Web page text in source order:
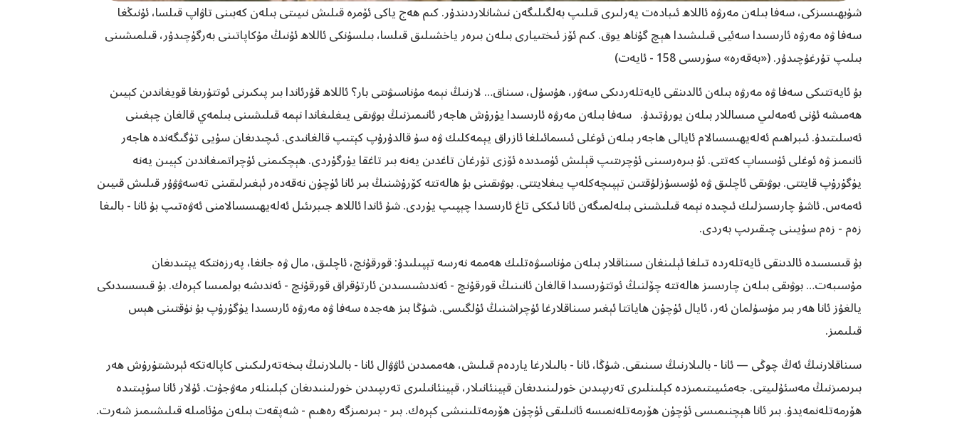
شۈبھىسىزكى، سەفا بىلەن مەرۋە ئاللاھ ئىبادەت يەرلىرى قىلىپ بەلگىلىگەن نىشانلاردىندۇر. كىم ھەج ياكى ئۆمرە قىلىش نىيىتى بىلەن كەبىنى تاۋاپ قىلسا، ئۇنىڭغا
سەفا ۋە مەرۋە ئارىسىدا سەئيى قىلىشىدا ھېچ گۇناھ يوق. كىم ئۆز ئىختىيارى بىلەن بىرەر ياخشىلىق قىلسا، بىلسۇنكى ئاللاھ ئۇنىڭ مۇكاپاتىنى بەرگۈچىدۇر، قىلمىشىنى
بىلىپ تۇرغۇچىدۇر. ‏(«بەقەرە» سۈرىسى 158 - ئايەت)
بۇ ئايەتتىكى سەفا ۋە مەرۋە بىلەن ئالدىنقى ئايەتلەردىكى سەۋر، ھۇسۇل، سىناق… لارنىڭ نېمە مۇناسىۋىتى بار؟ ئاللاھ قۇرئاندا بىر پىكىرنى ئوتتۇرىغا قويغاندىن كېيىن
ھەمىشە ئۇنى ئەمەلىي مىساللار بىلەن يورۇتىدۇ. سەفا بىلەن مەرۋە ئارىسىدا يۈرۈش ھاجەر ئانىمىزنىڭ بوۋىقى يىغلىغاندا نېمە قىلىشىنى بىلمەي قالغان چېغىنى
ئەسلىتىدۇ. ئىبراھىم ئەلەيھىسسالام ئايالى ھاجەر بىلەن ئوغلى ئ‍ىسمائىلغا ئازراق يېمەكلىك ۋە سۇ قالدۇرۇپ كېتىپ قالغانىدى. ئىچىدىغان سۈيى تۈگىگەندە ھاجەر
ئانىمىز ۋە ئوغلى ئۇسساپ كەتتى. ئۇ بىرەرسىنى ئۇچرىتىپ قېلىش ئۈمىدىدە ئۆزى تۇرغان تاغدىن يەنە بىر تاغقا يۈرگۈردى. ھېچكىمنى ئۇچراتمىغاندىن كېيىن يەنە
يۈگۈرۈپ قايتتى. بوۋىقى ئاچلىق ۋە ئۇسسۇزلۇقتىن تېپىچەكلەپ يىغلايتتى. بوۋىقىنى بۇ ھالەتتە كۆرۈشنىڭ بىر ئانا ئۈچۈن نەقەدەر ئېغىرلىقىنى تەسەۋۋۇر قىلىش قىيىن
ئەمەس. ئاشۇ چارىسىزلىك ئىچىدە نېمە قىلىشىنى بىلەلمىگەن ئانا ئىككى تاغ ئارىسىدا چېپىپ يۈردى. شۇ ئاندا ئاللاھ جىبرىئىل ئەلەيھىسسالامنى ئەۋەتىپ بۇ ئانا - بالىغا
زەم - زەم سۈيىنى چىقىرىپ بەردى.
بۇ قىسسىدە ئالدىنقى ئايەتلەردە تىلغا ئېلىنغان سىناقلار بىلەن مۇناسىۋەتلىك ھەممە نەرسە تېپىلىدۇ: قورقۇنچ، ئاچلىق، مال ۋە جانغا، پەرزەنتكە يېتىدىغان
مۇسىبەت… بوۋىقى بىلەن چارىسىز ھالەتتە چۆلنىڭ ئوتتۇرىسىدا قالغان ئانىنىڭ قورقۇنچ - ئەندىشىسىدىن ئارتۇقراق قورقۇنچ - ئەندىشە بولمىسا كېرەك. بۇ قىسسىدىكى
يالغۇز ئانا ھەر بىر مۇسۇلمان ئەر، ئايال ئۈچۈن ھاياتتا ئېغىر سىناقلارغا ئۇچراشنىڭ ئۈلگىسى. شۇڭا بىز ھەجدە سەفا ۋە مەرۋە ئارىسىدا يۈگۈرۈپ بۇ نۇقتىنى ھېس
قىلىمىز.
سىناقلارنىڭ ئەڭ چوڭى — ئانا - بالىلارنىڭ سىنىقى. شۇڭا، ئانا - بالىلارغا ياردەم قىلىش، ھەممىدىن ئاۋۋال ئانا - بالىلارنىڭ بىخەتەرلىكىنى كاپالەتكە ئېرىشتۈرۈش ھەر
بىرىمىزنىڭ مەسئۇلىيتى. جەمئىيىتىمىزدە كېلىنلىرى تەرىپىدىن خورلىنىدىغان قېينئانىلار، قېينئانىلىرى تەرىپىدىن خورلىنىدىغان كېلىنلەر مەۋجۇت. ئۇلار ئانا سۈپىتىدە
ھۆرمەتلەنمەيدۇ. بىر ئانا ھېچنىمىسى ئۈچۈن ھۆرمەتلەنمىسە ئانىلىقى ئۈچۈن ھۆرمەتلىنىشى كېرەك. بىر - بىرىمىزگە رەھىم - شەپقەت بىلەن مۇئامىلە قىلىشىمىز شەرت.